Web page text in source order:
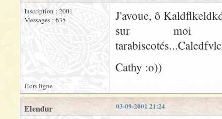
Inscription : 2001
Messages : 635
J'avoue, ô
sur moi
Cathy :o))
Hors ligne
03-09-2001 21:24
Elendur